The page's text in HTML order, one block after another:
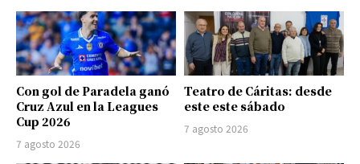
Con gol de Paradela ganó
Cruz Azul en la Leagues
Cup 2026
7 agosto 2026
Teatro de Cáritas: desde
este este sábado
7 agosto 2026